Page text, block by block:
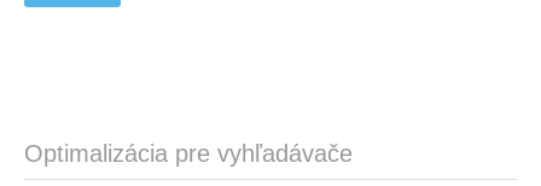
Optimalizácia pre vyhľadávače